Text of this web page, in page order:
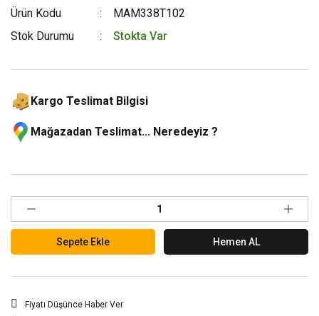
Ürün Kodu
MAM338T102
Stok Durumu
Stokta Var
Kargo Teslimat Bilgisi
Mağazadan Teslimat... Neredeyiz ?
Sepete Ekle Hemen AL
Fiyatı Düşünce Haber Ver